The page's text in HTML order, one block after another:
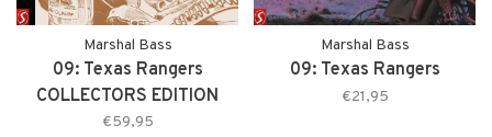
Marshal Bass
09: Texas Rangers
COLLECTORS EDITION
€59,95
Marshal Bass
09: Texas Rangers
€21,95